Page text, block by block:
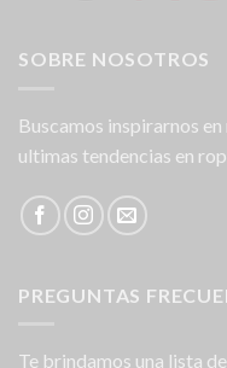
SOBRE NOSOTROS
Buscamos inspirarnos
ultimas tendencias en
PREGUNTAS
Te brindamos una lista